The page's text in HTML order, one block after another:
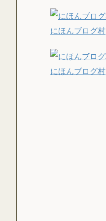
にほんブログ村
にほんブログ村